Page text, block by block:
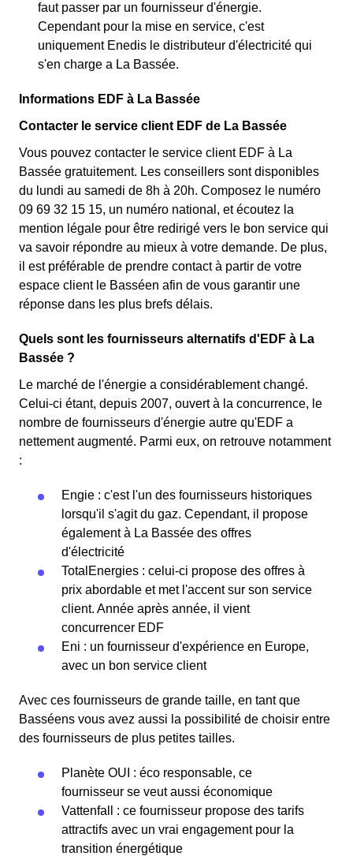
faut passer par un fournisseur d'énergie.
Cependant pour la mise en service, c'est
uniquement Enedis le distributeur d'électricité qui
s'en charge a La Bassée.
Informations EDF à La Bassée
Contacter le service client EDF de La Bassée
Vous pouvez contacter le service client EDF à La
Bassée gratuitement. Les conseillers sont disponibles
du lundi au samedi de 8h à 20h. Composez le numéro
09 69 32 15 15, un numéro national, et écoutez la
mention légale pour être redirigé vers le bon service qui
va savoir répondre au mieux à votre demande. De plus,
il est préférable de prendre contact à partir de votre
espace client le Basséen afin de vous garantir une
réponse dans les plus brefs délais.
Quels sont les fournisseurs alternatifs d'EDF à La
Bassée ?
Le marché de l'énergie a considérablement changé.
Celui-ci étant, depuis 2007, ouvert à la concurrence, le
nombre de fournisseurs d'énergie autre qu'EDF a
nettement augmenté. Parmi eux, on retrouve notamment
:
Engie : c'est l'un des fournisseurs historiques
lorsqu'il s'agit du gaz. Cependant, il propose
également à La Bassée des offres
d'électricité
TotalEnergies : celui-ci propose des offres à
prix abordable et met l'accent sur son service
client. Année après année, il vient
concurrencer EDF
Eni : un fournisseur d'expérience en Europe,
avec un bon service client
Avec ces fournisseurs de grande taille, en tant que
Basséens vous avez aussi la possibilité de choisir entre
des fournisseurs de plus petites tailles.
Planète OUI : éco responsable, ce
fournisseur se veut aussi économique
Vattenfall : ce fournisseur propose des tarifs
attractifs avec un vrai engagement pour la
transition énergétique